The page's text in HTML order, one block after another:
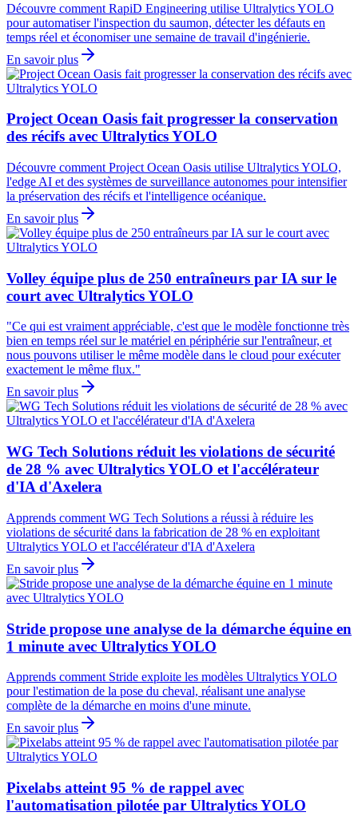
Découvre comment RapiD Engineering utilise Ultralytics YOLO
pour automatiser l'inspection du saumon, détecter les défauts en
temps réel et économiser une semaine de travail d'ingénierie.
En savoir plus
Project Ocean Oasis fait progresser la conservation
des récifs avec Ultralytics YOLO
Découvre comment Project Ocean Oasis utilise Ultralytics YOLO,
l'edge AI et des systèmes de surveillance autonomes pour intensifier
la préservation des récifs et l'intelligence océanique.
En savoir plus
Volley équipe plus de 250 entraîneurs par IA sur le
court avec Ultralytics YOLO
"Ce qui est vraiment appréciable, c'est que le modèle fonctionne très
bien en temps réel sur le matériel en périphérie sur l'entraîneur, et
nous pouvons utiliser le même modèle dans le cloud pour exécuter
exactement le même flux."
En savoir plus
WG Tech Solutions réduit les violations de sécurité
de 28 % avec Ultralytics YOLO et l'accélérateur
d'IA d'Axelera
Apprends comment WG Tech Solutions a réussi à réduire les
violations de sécurité dans la fabrication de 28 % en exploitant
Ultralytics YOLO et l'accélérateur d'IA d'Axelera
En savoir plus
Stride propose une analyse de la démarche équine en
1 minute avec Ultralytics YOLO
Apprends comment Stride exploite les modèles Ultralytics YOLO
pour l'estimation de la pose du cheval, réalisant une analyse
complète de la démarche en moins d'une minute.
En savoir plus
Pixelabs atteint 95 % de rappel avec
l'automatisation pilotée par Ultralytics YOLO